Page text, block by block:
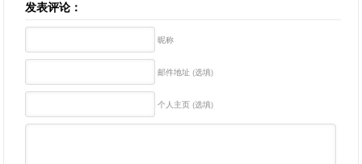
发表评论：
昵称
邮件地址 (选填)
个人主页 (选填)